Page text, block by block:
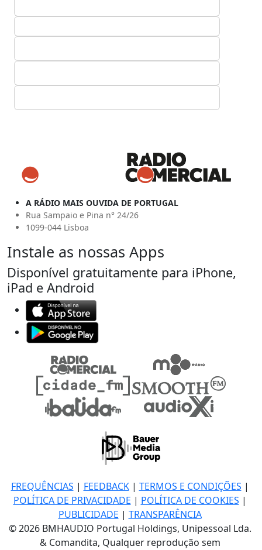
A RÁDIO MAIS OUVIDA DE PORTUGAL
Rua Sampaio e Pina n° 24/26
1099-044 Lisboa
Instale as nossas Apps
Disponível gratuitamente para iPhone,
iPad e Android
FREQUÊNCIAS | FEEDBACK| TERMOS E CONDIÇÕES |
POLÍTICA DE PRIVACIDADE | POLÍTICA DE COOKIES |
PUBLICIDADE | TRANSPARÊNCIA
© 2026 BMHAUDIO Portugal Holdings, Unipessoal Lda.
& Comandita, Qualquer reprodução sem